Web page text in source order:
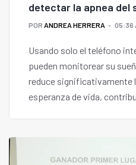
detectar la apnea del
POR ANDREA HERRERA 05:36
Usando solo el teléfono
pueden monitorear su
reduce significativamente
esperanza de vida,